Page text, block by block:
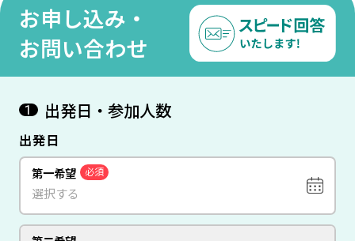
お申し込み・
お問い合わせ
1 出発日・参加人数
出発日
第一希望 必須